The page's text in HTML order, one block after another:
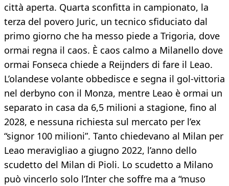
città aperta. Quarta sconfitta in campionato, la
terza del povero Juric, un tecnico sfiduciato dal
primo giorno che ha messo piede a Trigoria, dove
ormai regna il caos. È caos calmo a Milanello dove
ormai Fonseca chiede a Reijnders di fare il Leao.
L’olandese volante obbedisce e segna il gol-vittoria
nel derbyno con il Monza, mentre Leao è ormai un
separato in casa da 6,5 milioni a stagione, fino al
2028, e nessuna richiesta sul mercato per l’ex
“signor 100 milioni”. Tanto chiedevano al Milan per
Leao meravigliao a giugno 2022, l’anno dello
scudetto del Milan di Pioli. Lo scudetto a Milano
può vincerlo solo l’Inter che soffre ma a “muso